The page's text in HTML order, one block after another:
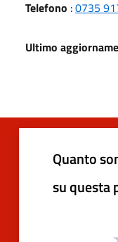
Telefono :0735
Ultimo
Quanto
su questa